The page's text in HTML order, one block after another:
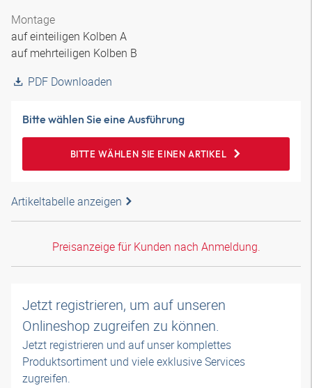
Montage
auf einteiligen Kolben A
auf mehrteiligen Kolben B
PDF Downloaden
Bitte wählen Sie eine Ausführung
BITTE WÄHLEN SIE EINEN ARTIKEL
Artikeltabelle anzeigen
Preisanzeige für Kunden nach Anmeldung.
Jetzt registrieren, um auf unseren
Onlineshop zugreifen zu können.
Jetzt registrieren und auf unser komplettes
Produktsortiment und viele exklusive Services
zugreifen.